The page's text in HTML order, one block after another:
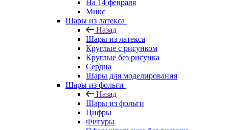
На 14 февраля
Микс
Шары из латекса
Назад
Шары из латекса
Круглые с рисунком
Круглые без рисунка
Сердца
Шары для моделирования
Шары из фольги
Назад
Шары из фольги
Цифры
Фигуры